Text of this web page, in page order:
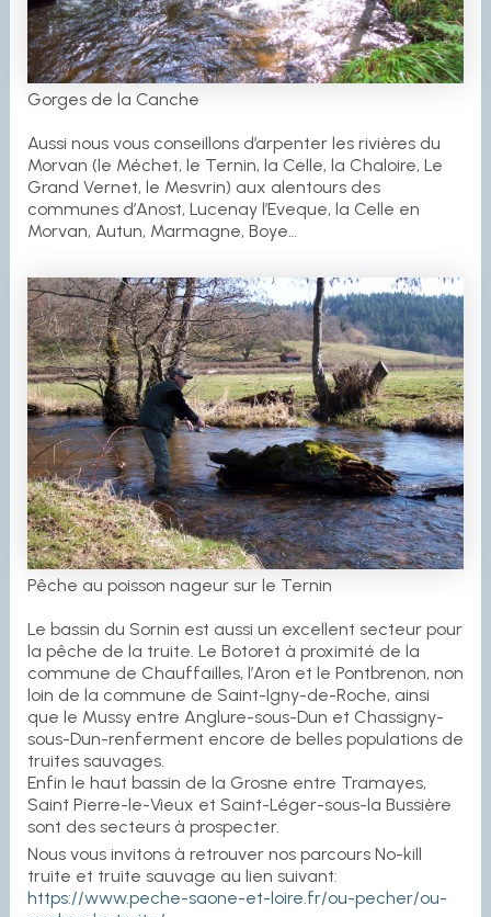
Gorges de la Canche
Aussi nous vous conseillons d’arpenter les rivières du
Morvan (le Méchet, le Ternin, la Celle, la Chaloire, Le
Grand Vernet, le Mesvrin) aux alentours des
communes d’Anost, Lucenay l’Eveque, la Celle en
Morvan, Autun, Marmagne, Boye…
Pêche au poisson nageur sur le Ternin
Le bassin du Sornin est aussi un excellent secteur pour
la pêche de la truite. Le Botoret à proximité de la
commune de Chauffailles, l’Aron et le Pontbrenon, non
loin de la commune de Saint-Igny-de-Roche, ainsi
que le Mussy entre Anglure-sous-Dun et Chassigny-
sous-Dun-renferment encore de belles populations de
truites sauvages.
Enfin le haut bassin de la Grosne entre Tramayes,
Saint Pierre-le-Vieux et Saint-Léger-sous-la Bussière
sont des secteurs à prospecter.
Nous vous invitons à retrouver nos parcours No-kill
truite et truite sauvage au lien suivant:
https://www.peche-saone-et-loire.fr/ou-pecher/ou-